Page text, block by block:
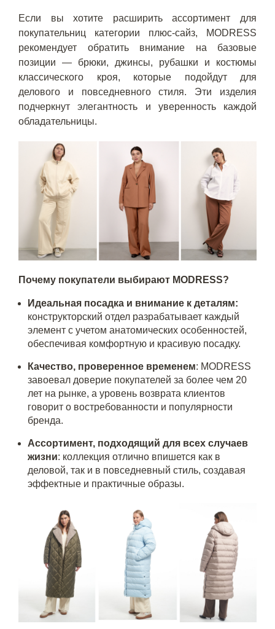
Если вы хотите расширить ассортимент для
покупательниц категории плюс-сайз, MODRESS
рекомендует обратить внимание на базовые
позиции — брюки, джинсы, рубашки и костюмы
классического кроя, которые подойдут для
делового и повседневного стиля. Эти изделия
подчеркнут элегантность и уверенность каждой
обладательницы.
Почему покупатели выбирают MODRESS?
Идеальная посадка и внимание к деталям:
конструкторский отдел разрабатывает каждый
элемент с учетом анатомических особенностей,
обеспечивая комфортную и красивую посадку.
Качество, проверенное временем: MODRESS
завоевал доверие покупателей за более чем 20
лет на рынке, а уровень возврата клиентов
говорит о востребованности и популярности
бренда.
Ассортимент, подходящий для всех случаев
жизни: коллекция отлично впишется как в
деловой, так и в повседневный стиль, создавая
эффектные и практичные образы.